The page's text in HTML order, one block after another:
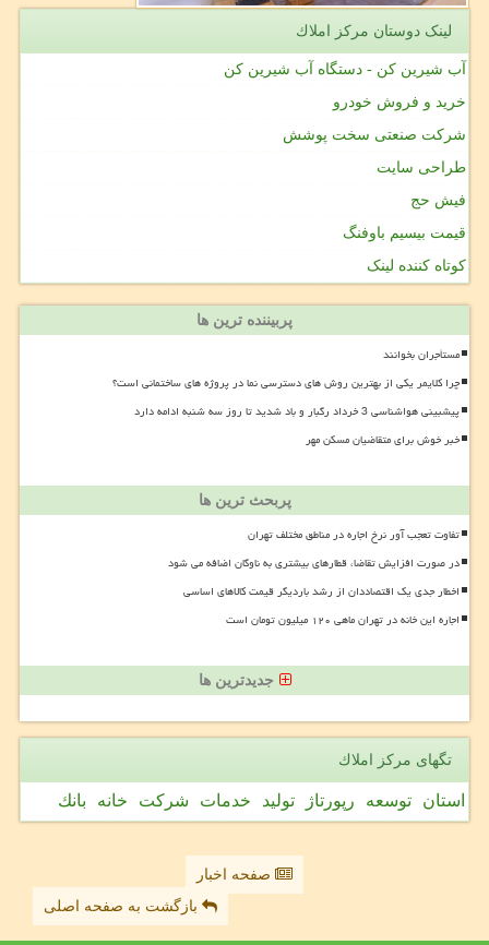
لینک دوستان مركز املاك
آب شیرین کن - دستگاه آب شیرین کن
خرید و فروش خودرو
شرکت صنعتی سخت پوشش
طراحی سایت
فیش حج
قیمت بیسیم باوفنگ
کوتاه کننده لینک
پربیننده ترین ها
مستأجران بخوانند
چرا کلایمر یکی از بهترین روش های دسترسی نما در پروژه های ساختمانی است؟
پیشبینی هواشناسی 3 خرداد رگبار و باد شدید تا روز سه شنبه ادامه دارد
خبر خوش برای متقاضیان مسکن مهر
پربحث ترین ها
تفاوت تعجب آور نرخ اجاره در مناطق مختلف تهران
در صورت افزایش تقاضا، قطارهای بیشتری به ناوگان اضافه می شود
اخطار جدی یک اقتصاددان از رشد باردیگر قیمت کالاهای اساسی
اجاره این خانه در تهران ماهی ۱۲۰ میلیون تومان است
جدیدترین ها
تگهای مركز املاك
استان توسعه رپورتاژ تولید خدمات شركت خانه بانك
صفحه اخبار
بازگشت به صفحه اصلی